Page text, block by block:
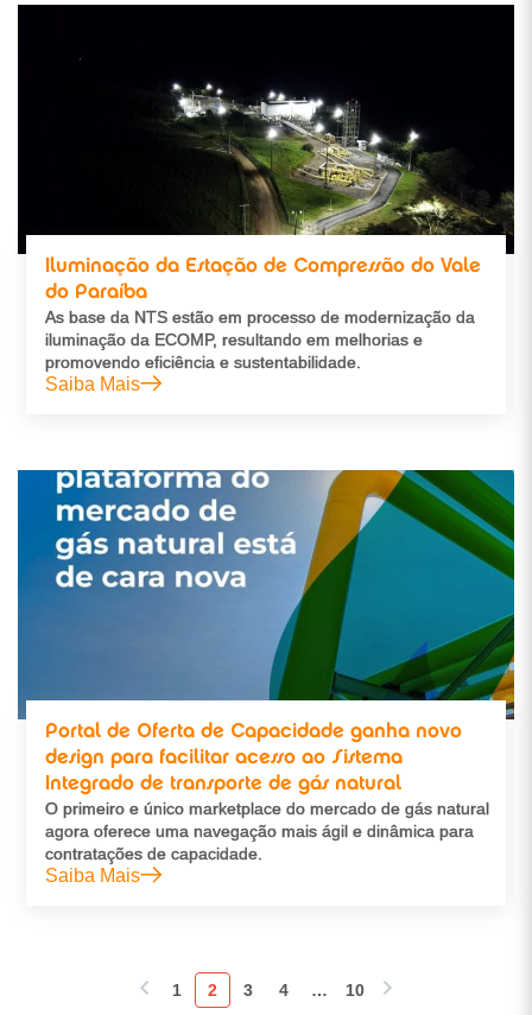
Iluminação da Estação de Compressão do Vale
do Paraíba
As base da NTS estão em processo de modernização da
iluminação da ECOMP, resultando em melhorias e
promovendo eficiência e sustentabilidade.
Saiba Mais
Portal de Oferta de Capacidade ganha novo
design para facilitar acesso ao Sistema
Integrado de transporte de gás natural
O primeiro e único marketplace do mercado de gás natural
agora oferece uma navegação mais ágil e dinâmica para
contratações de capacidade.
Saiba Mais
1 2 3 4 … 10